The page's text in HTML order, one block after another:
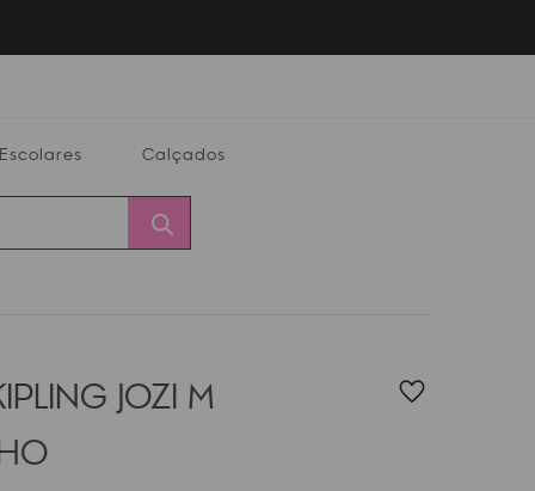
Escolares Calçados
JOZI M